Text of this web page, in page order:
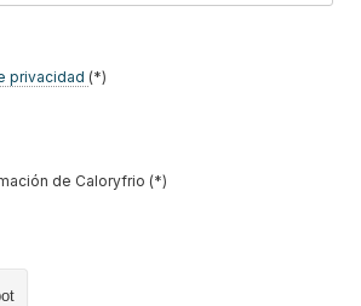
TU EMAIL TODA LA
privacidad (*)
de Caloryfrio (*)